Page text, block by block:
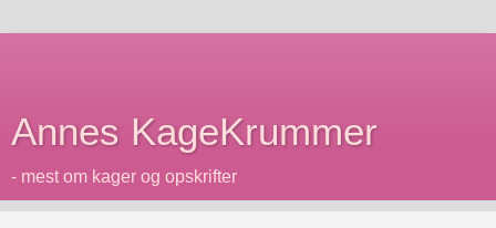
Annes KageKrummer
- mest om kager og opskrifter